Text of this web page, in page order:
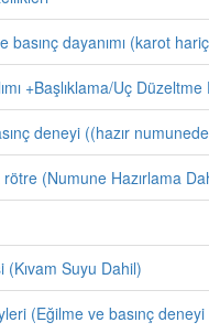
basınç dayanımı (karot
+Başlıklama/Uç Düzeltme
deneyi ((hazır
rötre (Numune Hazırlama
Suyu Dahil)
(Eğilme ve basınç